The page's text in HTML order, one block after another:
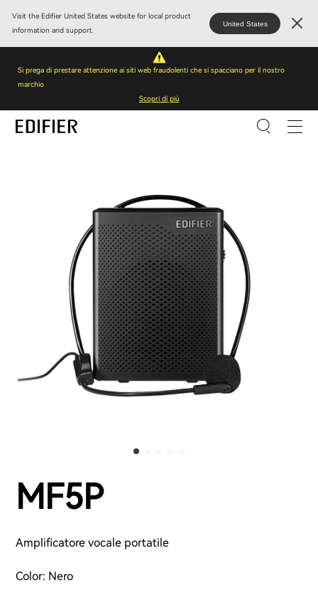
Visit the Edifier United States website for local product
information and support.
United States
Si prega di prestare attenzione ai siti web fraudolenti che si spacciano per il nostro
marchio
Scopri di più
MF5P
Amplificatore vocale portatile
Color: Nero